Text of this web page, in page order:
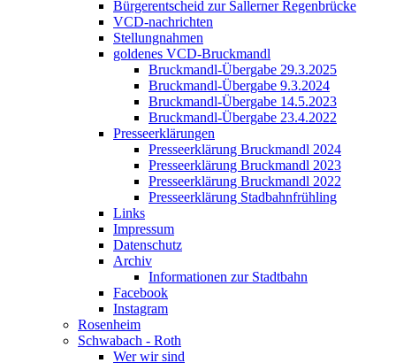
Bürgerentscheid zur Sallerner Regenbrücke
VCD-nachrichten
Stellungnahmen
goldenes VCD-Bruckmandl
Bruckmandl-Übergabe 29.3.2025
Bruckmandl-Übergabe 9.3.2024
Bruckmandl-Übergabe 14.5.2023
Bruckmandl-Übergabe 23.4.2022
Presseerklärungen
Presseerklärung Bruckmandl 2024
Presseerklärung Bruckmandl 2023
Presseerklärung Bruckmandl 2022
Presseerklärung Stadbahnfrühling
Links
Impressum
Datenschutz
Archiv
Informationen zur Stadtbahn
Facebook
Instagram
Rosenheim
Schwabach - Roth
Wer wir sind